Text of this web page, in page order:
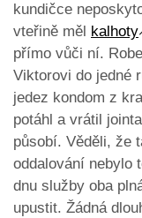
kundičce
vteřině měl kalhoty
přímo vůči ní.
Viktorovi do jedné
jedez kondom z
potáhl a vrátil
působí. Věděli, že
oddalování nebylo
dnu služby oba
upustit. Žádná